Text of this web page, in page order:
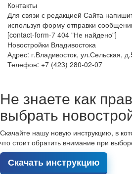
Контакты
Для связи с редакцией Сайта
используя форму отправки
[contact-form-7 404 "Не найдено"]
Новостройки Владивостока
Адрес: г.Владивосток, ул.Сельская,
Телефон: +7 (423) 280-02-07
Не знаете как
выбрать
Скачайте нашу новую инструкцию, в
что стоит обратить внимание при
Скачать инструкцию